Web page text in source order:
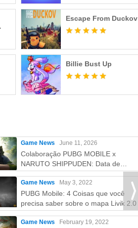
Escape From Duckov
Billie Bust Up
Game News June 11, 2026
Colaboração PUBG MOBILE x
NARUTO SHIPPUDEN: Data de
Lançamento e Recompensas
Gratuitas
Game News May 3, 2022
PUBG Mobile: 4 Coisas que você
precisa saber sobre o mapa Livik 2.0
Game News February 19, 2022